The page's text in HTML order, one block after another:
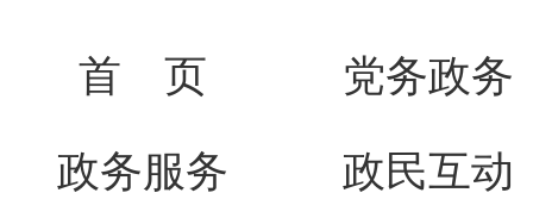
首 页
党务政务
政务服务
政民互动